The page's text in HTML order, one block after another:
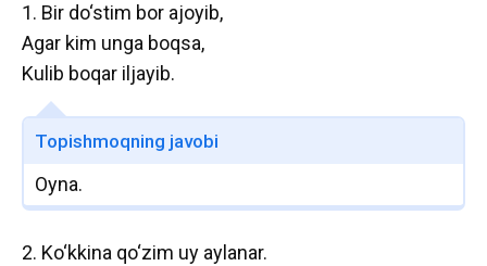
1. Bir do‘stim bor ajoyib,
Agar kim unga boqsa,
Kulib boqar iljayib.
Topishmoqning javobi
Oyna.
2. Ko‘kkina qo‘zim uy aylanar.